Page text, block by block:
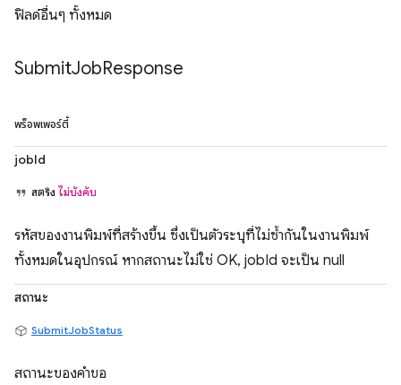
ฟิลด์อื่นๆ ทั้งหมด
SubmitJobResponse
พร็อพเพอร์ตี้
jobId
สตริง ไม่บังคับ
รหัสของงานพิมพ์ที่สร้างขึ้น ซึ่งเป็นตัวระบุที่ไม่ซ้ำกันในงานพิมพ์
ทั้งหมดในอุปกรณ์ หากสถานะไม่ใช่ OK, jobId จะเป็น null
สถานะ
SubmitJobStatus
สถานะของคำขอ